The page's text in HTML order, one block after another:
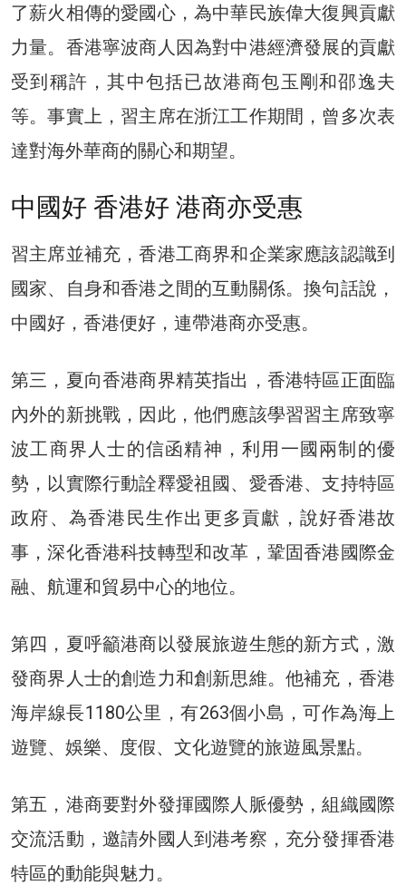
了薪火相傳的愛國心，為中華民族偉大復興貢獻
力量。香港寧波商人因為對中港經濟發展的貢獻
受到稱許，其中包括已故港商包玉剛和邵逸夫
等。事實上，習主席在浙江工作期間，曾多次表
達對海外華商的關心和期望。
中國好 香港好 港商亦受惠
習主席並補充，香港工商界和企業家應該認識到
國家、自身和香港之間的互動關係。換句話說，
中國好，香港便好，連帶港商亦受惠。
第三，夏向香港商界精英指出，香港特區正面臨
內外的新挑戰，因此，他們應該學習習主席致寧
波工商界人士的信函精神，利用一國兩制的優
勢，以實際行動詮釋愛祖國、愛香港、支持特區
政府、為香港民生作出更多貢獻，說好香港故
事，深化香港科技轉型和改革，鞏固香港國際金
融、航運和貿易中心的地位。
第四，夏呼籲港商以發展旅遊生態的新方式，激
發商界人士的創造力和創新思維。他補充，香港
海岸線長1180公里，有263個小島，可作為海上
遊覽、娛樂、度假、文化遊覽的旅遊風景點。
第五，港商要對外發揮國際人脈優勢，組織國際
交流活動，邀請外國人到港考察，充分發揮香港
特區的動能與魅力。